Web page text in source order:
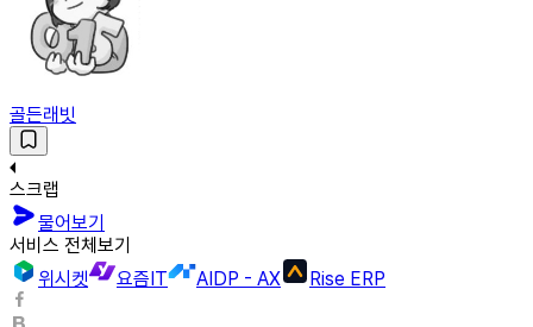
골든래빗
스크랩
물어보기
서비스 전체보기
위시켓
요즘IT AIDP - AX Rise ERP